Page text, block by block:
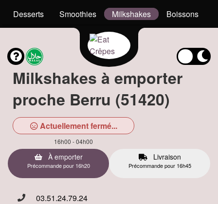
Desserts Smoothies Milkshakes Boissons
Milkshakes à emporter
proche Berru (51420)
Actuellement fermé...
16h00 - 04h00
À emporter
Précommande pour 16h20
Livraison
Précommande pour 16h45
03.51.24.79.24